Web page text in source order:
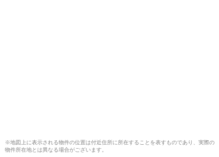
※地図上に表示される物件の位置は付近住所に所在することを表すものであり、実際の
物件所在地とは異なる場合がございます。